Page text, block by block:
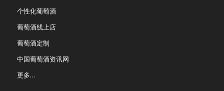
个性化葡萄酒
葡萄酒线上店
葡萄酒定制
中国葡萄酒资讯网
更多…